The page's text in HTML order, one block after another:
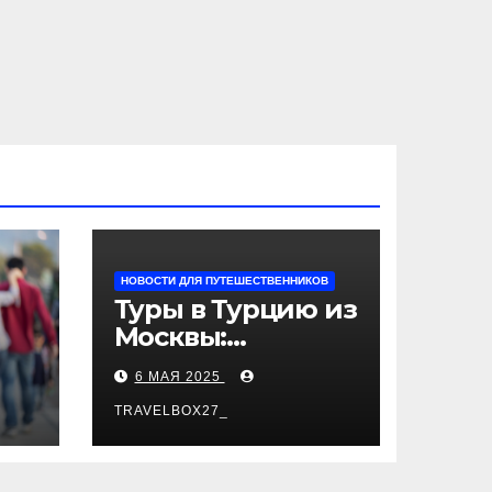
НОВОСТИ ДЛЯ ПУТЕШЕСТВЕННИКОВ
Туры в Турцию из
Москвы:
пляжный отдых,
экскурсии и
лучшие курорты
6 МАЯ 2025
TRAVELBOX27_